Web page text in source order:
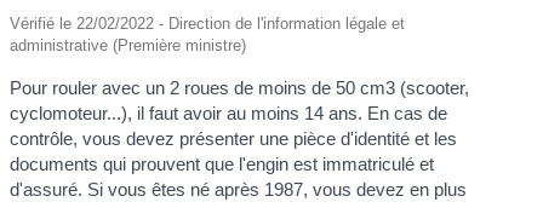
Vérifié le 22/02/2022 - Direction de l'information légale et
administrative (Première ministre)
Pour rouler avec un 2 roues de moins de 50 cm3 (scooter,
cyclomoteur...), il faut avoir au moins 14 ans. En cas de
contrôle, vous devez présenter une pièce d'identité et les
documents qui prouvent que l'engin est immatriculé et
d'assuré. Si vous êtes né après 1987, vous devez en plus